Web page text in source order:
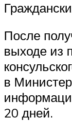
После
выходе из
в
20 дней.